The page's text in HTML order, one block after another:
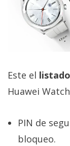
El Grupo
Informático
(CC) 2006-
Algunos
Este el
Huawei
PIN de
bloqueo.